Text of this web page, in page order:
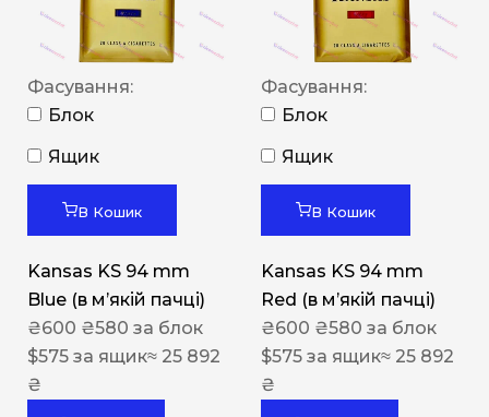
Фасування:
Блок
Ящик
В Кошик
Kansas KS 94 mm
Blue (в мʼякій пачці)
₴600 ₴580 за блок
$575 за ящик≈ 25 892
₴
Фасування:
Блок
Ящик
В Кошик
Kansas KS 94 mm
Red (в мʼякій пачці)
₴600 ₴580 за блок
$575 за ящик≈ 25 892
₴